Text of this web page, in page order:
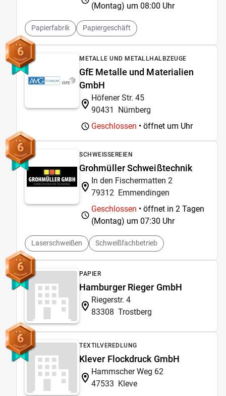
(Montag) um 08:00 Uhr
Papierfabrik Papiergeschäft
6 METALLE UND METALLHALBZEUGE
GfE Metalle und Materialien
GmbH
Höfener Str. 45
90431
Nürnberg
Geschlossen • öffnet um Uhr
6 SCHWEISSEREIEN
Grohmüller Schweißtechnik
In den Fischermatten 2
79312 Emmendingen
Geschlossen • öffnet in 2 Tagen
(Montag) um 07:30 Uhr
Laserschweißen Schweißfachbetrieb
6 PAPIER
Hamburger Rieger GmbH
Riegerstr. 4
83308 Trostberg
6 TEXTILVEREDLUNG
Klever Flockdruck GmbH
Hammscher Weg 62
47533 Kleve